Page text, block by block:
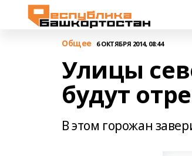
Общее 6 ОКТЯБРЯ 2014, 08:44
Улицы
будут
В этом горожан